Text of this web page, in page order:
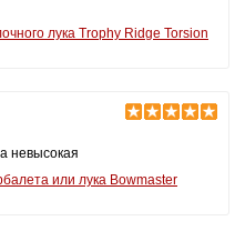
лука Trophy Ridge Torsion
невысокая
или лука Bowmaster